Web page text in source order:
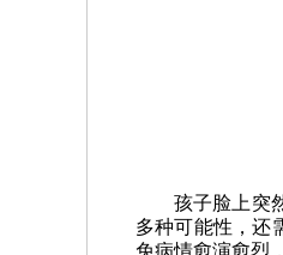
孩子脸上突然
多种可能性，还